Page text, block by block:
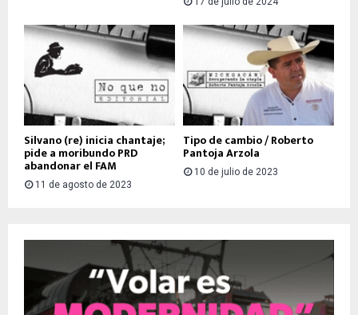
Silvano (re) inicia chantaje;
pide a moribundo PRD
abandonar el FAM
11 de agosto de 2023
Tipo de cambio / Roberto
Pantoja Arzola
10 de julio de 2023